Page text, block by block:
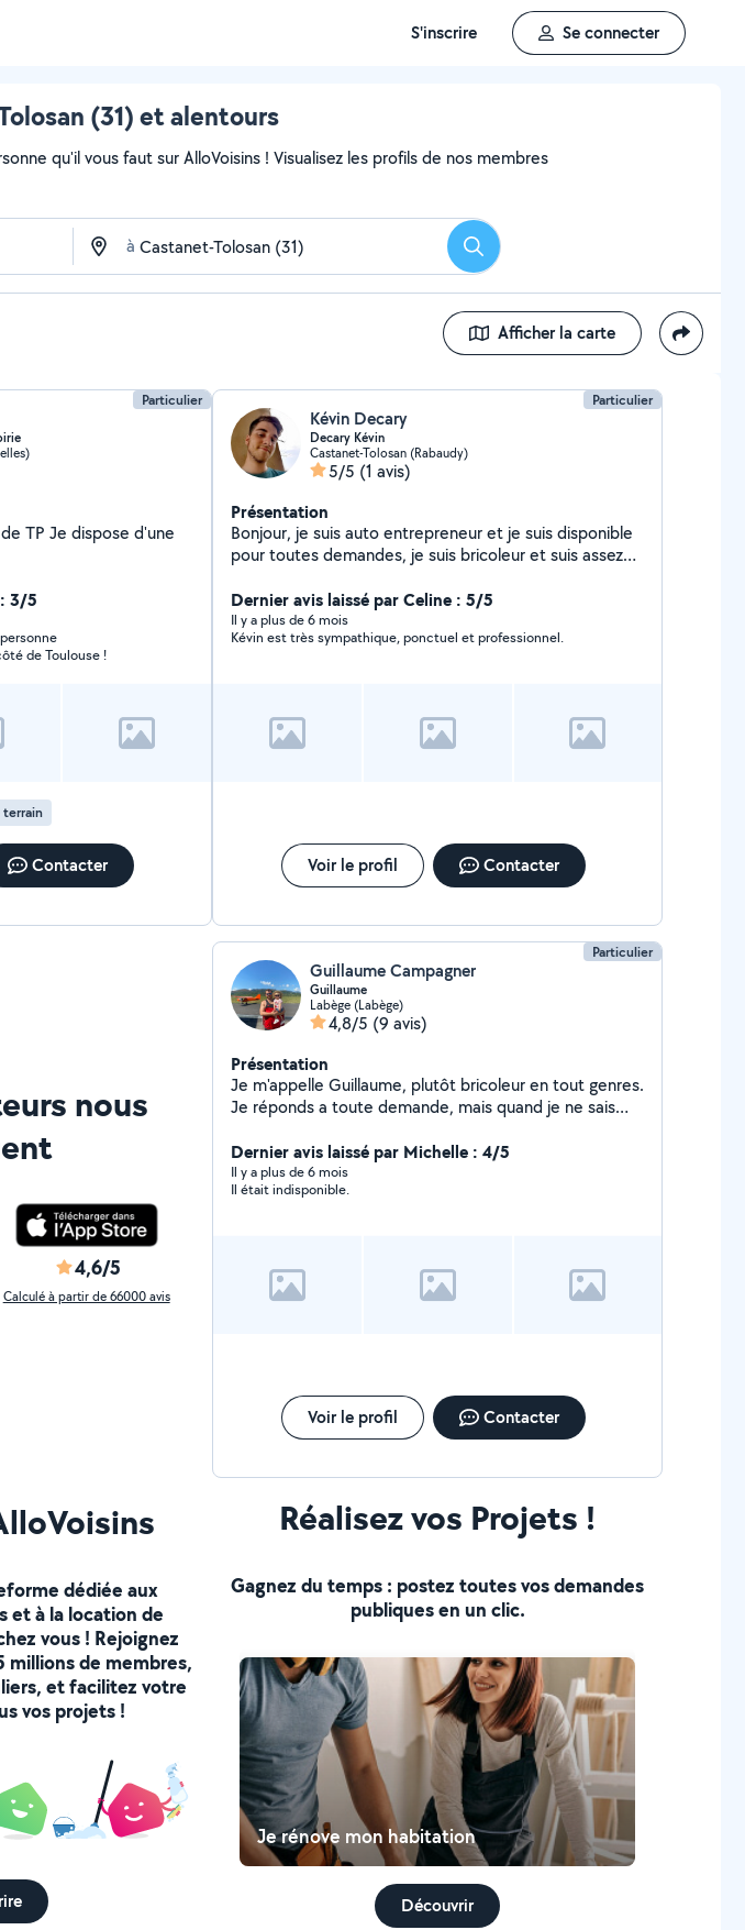
S'inscrire Se connecter
(31) et alentours
qu'il vous faut sur AlloVoisins ! Visualisez les profils de nos membres
à Rechercher
Afficher la carte
Particulier
TP Je dispose d'une
3/5
de Toulouse !
terrain
Contacter
Particulier
Kévin Decary
Decary Kévin
Castanet-Tolosan (Rabaudy)
5/5 (1 avis)
Présentation
Bonjour, je suis auto entrepreneur et je suis disponible
pour toutes demandes, je suis bricoleur et suis assez
cherche à compléter mon planning car étant étudiant,
ça me permet de faire un peu de sous pour mon projet
de permis :)
Dernier avis laissé par Celine : 5/5
Il y a plus de 6 mois
Kévin est très sympathique, ponctuel et professionnel.
Voir le profil Contacter
nous
4,6/5
Calculé à partir de 66000 avis
Particulier
Guillaume Campagner
Guillaume
Labège (Labège)
4,8/5 (9 avis)
Présentation
Je m'appelle Guillaume, plutôt bricoleur en tout genres.
Je réponds a toute demande, mais quand je ne sais
de rendre un travail d'une piètre qualité.Plutot
sympathique, et avec le sens du contact.
Dernier avis laissé par Michelle : 4/5
Il y a plus de 6 mois
Il était indisponible.
Voir le profil Contacter
dédiée aux
et à la location de
vous ! Rejoignez
de membres,
et facilitez votre
vos projets !
Réalisez vos Projets !
Gagnez du temps : postez toutes vos demandes
publiques en un clic.
Je rénove mon habitation
Découvrir